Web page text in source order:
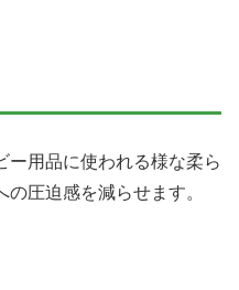
ー用品に使われる様な柔ら
圧迫感を減らせます。